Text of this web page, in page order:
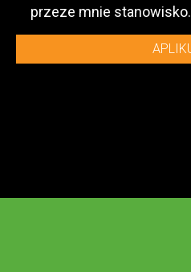
przeze mnie stanowisko.